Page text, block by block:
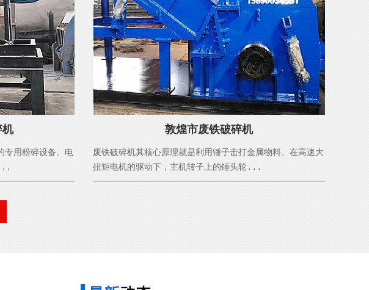
机
专用粉碎设备。电
...
敦煌市废铁破碎机
废铁破碎机其核心原理就是利用锤子击打金属物料。在高速大
扭矩电机的驱动下，主机转子上的锤头轮...